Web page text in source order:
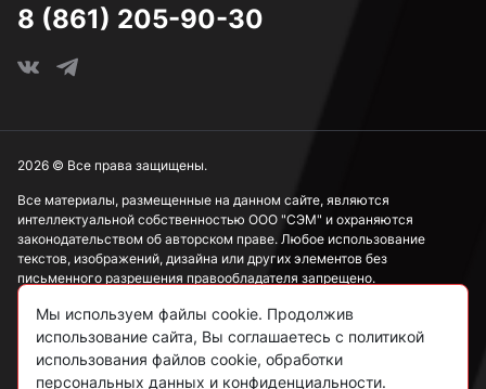
8 (861) 205-90-30
Все материалы, размещенные на данном сайте, являются
интеллектуальной собственностью ООО "СЭМ" и охраняются
законодательством об авторском праве. Любое использование
текстов, изображений, дизайна или других элементов без
письменного разрешения правообладателя запрещено.
Информация, представленная на сайте, носит исключительно
ознакомительный характер и не может рассматриваться как
публичная оферта в соответствии со ст. 437 ГК РФ.
2026 © Все права защищены.
Мы используем файлы cookie. Продолжив
использование сайта, Вы соглашаетесь с политикой
использования файлов cookie, обработки
персональных данных и конфиденциальности.